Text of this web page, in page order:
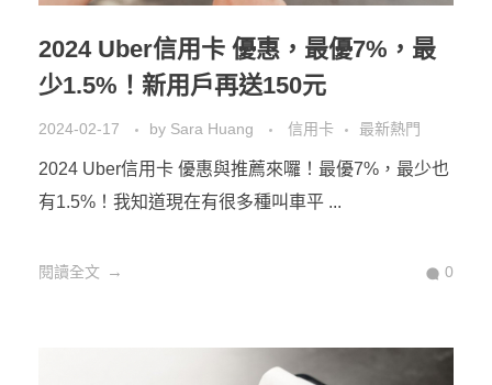
2024 Uber信用卡 優惠，最優7%，最
少1.5%！新用戶再送150元
2024-02-17 by Sara Huang 信用卡 最新熱門
2024 Uber信用卡 優惠與推薦來囉！最優7%，最少也
有1.5%！我知道現在有很多種叫車平 ...
閱讀全文 0